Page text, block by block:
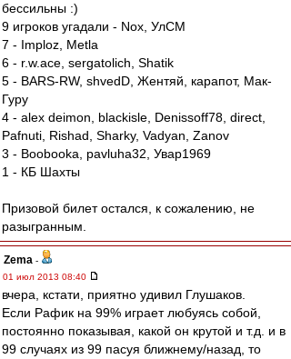
бессильны :)
9 игроков угадали - Nox, УлСМ
7 - Imploz, Metla
6 - r.w.ace, sergatolich, Shatik
5 - BARS-RW, shvedD, Жентяй, карапот, Мак-
Гуру
4 - alex deimon, blackisle, Denissoff78, direct,
Pafnuti, Rishad, Sharky, Vadyan, Zanov
3 - Boobooka, pavluha32, Увар1969
1 - КБ Шахты
Призовой билет остался, к сожалению, не
разыгранным.
Zema -
01 июл 2013 08:40
вчера, кстати, приятно удивил Глушаков.
Если Рафик на 99% играет любуясь собой,
постоянно показывая, какой он крутой и т.д. и в
99 случаях из 99 пасуя ближнему/назад, то